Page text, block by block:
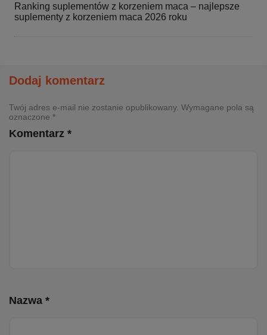
Ranking suplementów z korzeniem maca – najlepsze
suplementy z korzeniem maca 2026 roku
Dodaj komentarz
Twój adres e-mail nie zostanie opublikowany. Wymagane pola są
oznaczone *
Komentarz *
Nazwa *